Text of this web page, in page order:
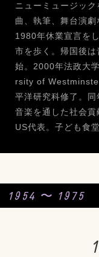
ニューミュージッ
曲、執筆、舞台演劇
1980年休業宣言を
市を歩く。帰国後
始。2000年法政大
rsity of
平洋研究科修了。同
音楽を通した社会貢
US代表。子ども食
1954 〜 1975